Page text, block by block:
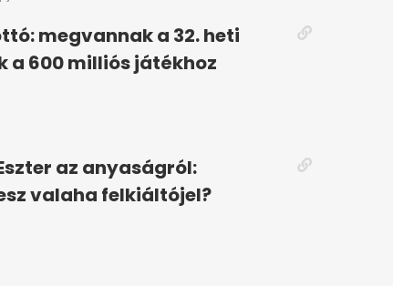
megvannak a 32. heti
a 600 milliós játékhoz
az anyaságról:
valaha felkiáltójel?